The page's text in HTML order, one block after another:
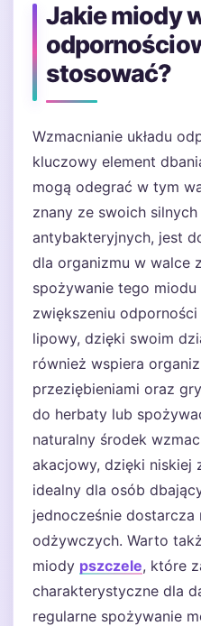
Jakie miody
stosować?
Wzmacnianie układu
kluczowy element
mogą odegrać w tym
znany ze swoich silnych
antybakteryjnych, jest
dla organizmu w walce
spożywanie tego
zwiększeniu
lipowy, dzięki swoim
również wspiera
przeziębieniami oraz
do herbaty lub
naturalny środek
akacjowy, dzięki niskiej
idealny dla osób
jednocześnie dostarcza
odżywczych. Warto
miody pszczele, które
charakterystyczne dla
regularne spożywanie